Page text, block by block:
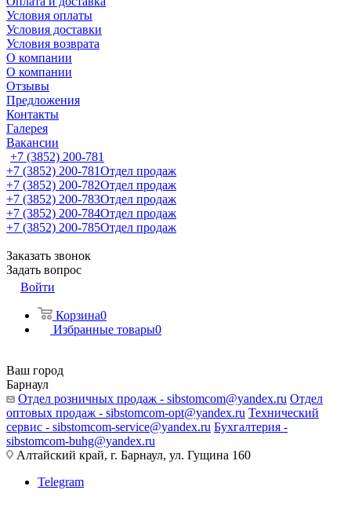
Условия оплаты
Условия доставки
Условия возврата
О компании
О компании
Отзывы
Предложения
Контакты
Галерея
Вакансии
+7 (3852) 200-781
+7 (3852) 200-781Отдел продаж
+7 (3852) 200-782Отдел продаж
+7 (3852) 200-783Отдел продаж
+7 (3852) 200-784Отдел продаж
+7 (3852) 200-785Отдел продаж
Заказать звонок
Задать вопрос
Войти
Корзина0
Избранные товары0
Ваш город
Барнаул
Отдел розничных продаж - sibstomcom@yandex.ru Отдел
оптовых продаж - sibstomcom-opt@yandex.ru Технический
сервис - sibstomcom-service@yandex.ru Бухгалтерия -
sibstomcom-buhg@yandex.ru
Алтайский край, г. Барнаул, ул. Гущина 160
Telegram